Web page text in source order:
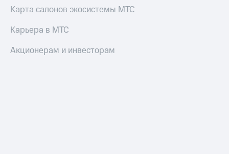
Карта салонов экосистемы МТС
Карьера в МТС
Акционерам и инвесторам